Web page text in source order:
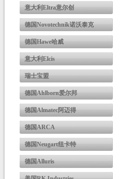
意大利Eltra意尔创
德国Novotechnik诺沃泰克
德国Hawe哈威
意大利Elcis
瑞士宝盟
德国Ahlborn爱尔邦
德国Almatec阿迈得
德国ARCA
德国Neugart纽卡特
德国Alluris